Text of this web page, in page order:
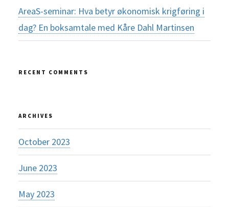
AreaS-seminar: Hva betyr økonomisk krigføring i
dag? En boksamtale med Kåre Dahl Martinsen
RECENT COMMENTS
ARCHIVES
October 2023
June 2023
May 2023